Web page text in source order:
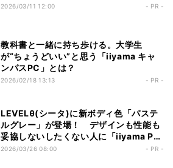
2026/03/11 12:00 - PR -
教科書と一緒に持ち歩ける。大学生
が“ちょうどいい”と思う「iiyama キャ
ンパスPC」とは？
2026/02/18 13:13 - PR -
LEVELθ(シータ)に新ボディ色「パステ
ルグレー」が登場！ デザインも性能も
妥協しないしたくない人に「iiyama PC
LEVEL-M1AM-R77-RKX」
2026/03/26 08:00 - PR -